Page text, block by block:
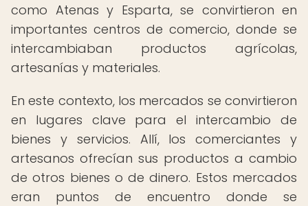
como Atenas y Esparta, se convirtieron en
importantes centros de comercio, donde se
intercambiaban productos agrícolas,
artesanías y materiales.
En este contexto, los mercados se convirtieron
en lugares clave para el intercambio de
bienes y servicios. Allí, los comerciantes y
artesanos ofrecían sus productos a cambio
de otros bienes o de dinero. Estos mercados
eran puntos de encuentro donde se